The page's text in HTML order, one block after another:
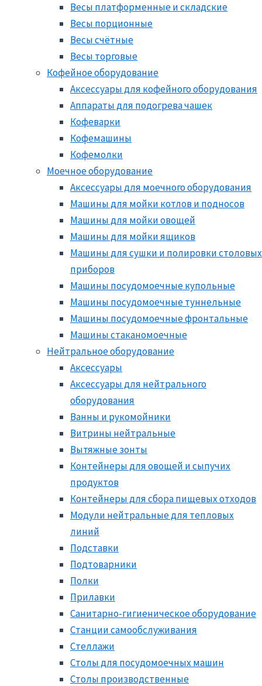
Весы платформенные и складские
Весы порционные
Весы счётные
Весы торговые
Кофейное оборудование
Аксессуары для кофейного оборудования
Аппараты для подогрева чашек
Кофеварки
Кофемашины
Кофемолки
Моечное оборудование
Аксессуары для моечного оборудования
Машины для мойки котлов и подносов
Машины для мойки овощей
Машины для мойки ящиков
Машины для сушки и полировки столовых
приборов
Машины посудомоечные купольные
Машины посудомоечные туннельные
Машины посудомоечные фронтальные
Машины стаканомоечные
Нейтральное оборудование
Аксессуары
Аксессуары для нейтрального
оборудования
Ванны и рукомойники
Витрины нейтральные
Вытяжные зонты
Контейнеры для овощей и сыпучих
продуктов
Контейнеры для сбора пищевых отходов
Модули нейтральные для тепловых
линий
Подставки
Подтоварники
Полки
Прилавки
Санитарно-гигиеническое оборудование
Станции самообслуживания
Стеллажи
Столы для посудомоечных машин
Столы производственные